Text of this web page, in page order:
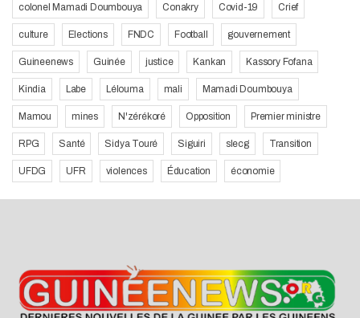
colonel Mamadi Doumbouya Conakry Covid-19 Crief
culture Elections FNDC Football gouvernement
Guineenews Guinée justice Kankan Kassory Fofana
Kindia Labe Lélouma mali Mamadi Doumbouya
Mamou mines N'zérékoré Opposition Premier ministre
RPG Santé Sidya Touré Siguiri slecg Transition
UFDG UFR violences Éducation économie